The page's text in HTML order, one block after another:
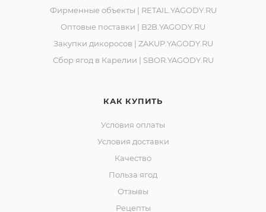
Фирменные объекты | RETAIL.YAGODY.RU
Оптовые поставки | B2B.YAGODY.RU
Закупки дикоросов | ZAKUP.YAGODY.RU
Сбор ягод в Карелии | SBOR.YAGODY.RU
КАК КУПИТЬ
Условия оплаты
Условия доставки
Качество
Польза ягод
Отзывы
Рецепты